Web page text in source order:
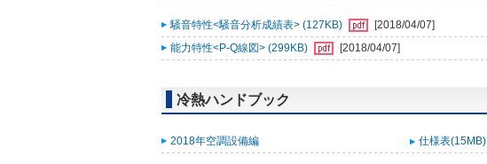
騒音特性<騒音分析成績表> (127KB)
[2018/04/07]
能力特性<P-Q線図> (299KB)
[2018/04/07]
冷熱ハンドブック
2018年空調設備編 仕様表(15MB)